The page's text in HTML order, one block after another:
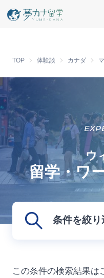
TOP 体験談 カナダ
ウ
留学・ワ
条件を絞
この条件の検索結果は